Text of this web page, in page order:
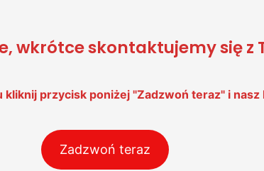
wkrótce skontaktujemy się
przycisk poniżej "Zadzwoń teraz" i
Zadzwoń teraz